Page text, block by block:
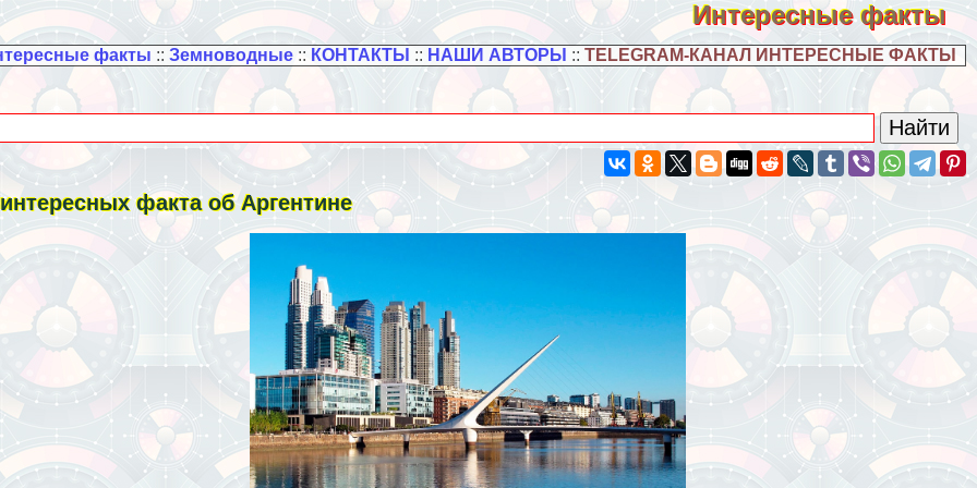
Интересные факты
факты :: Земноводные:: КОНТАКТЫ :: НАШИ АВТОРЫ :: TELEGRAM-КАНАЛ ИНТЕРЕСНЫЕ ФАКТЫ
факта об Аргентине